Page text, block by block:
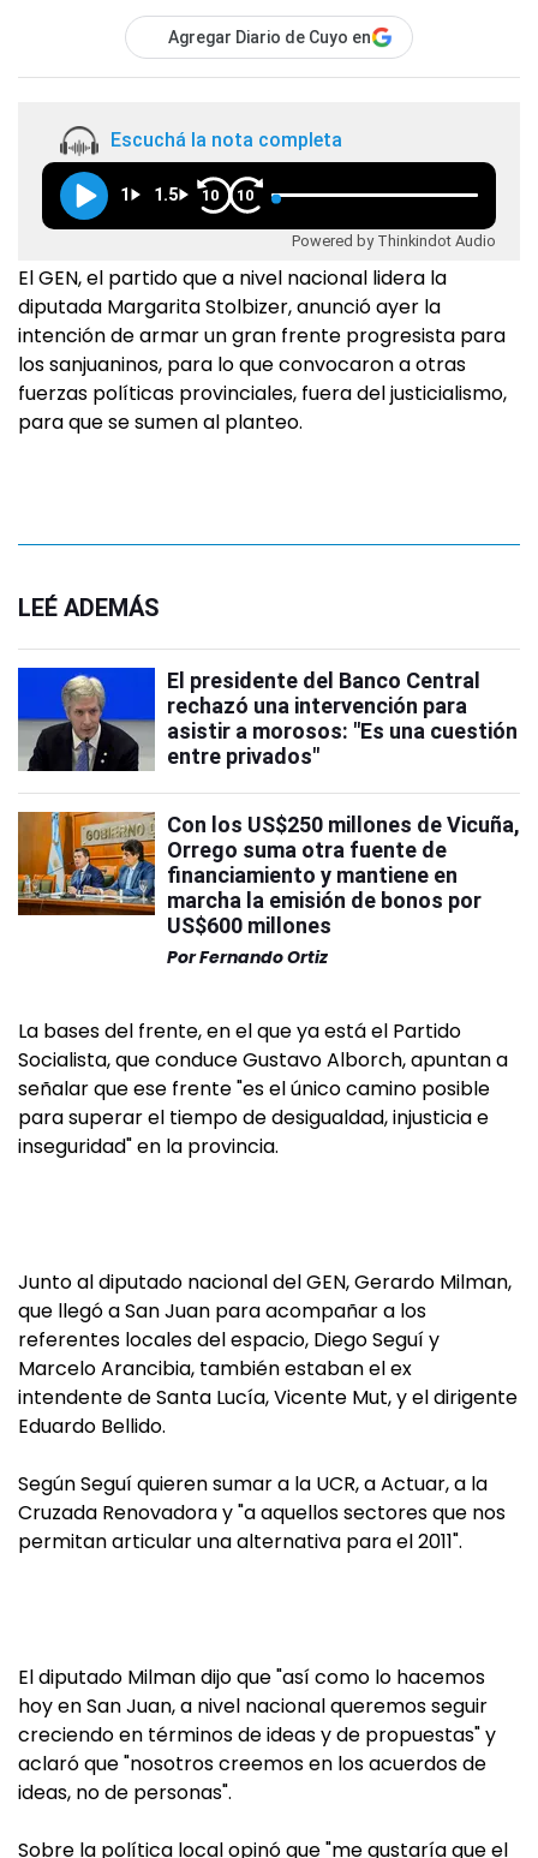
Agregar Diario de Cuyo en
Escuchá la nota completa
1 1.5 10 10
Powered by Thinkindot Audio
El GEN, el partido que a nivel nacional lidera la
diputada Margarita Stolbizer, anunció ayer la
intención de armar un gran frente progresista para
los sanjuaninos, para lo que convocaron a otras
fuerzas políticas provinciales, fuera del justicialismo,
para que se sumen al planteo.
LEÉ ADEMÁS
El presidente del Banco Central
rechazó una intervención para
asistir a morosos: "Es una cuestión
entre privados"
Con los US$250 millones de Vicuña,
Orrego suma otra fuente de
financiamiento y mantiene en
marcha la emisión de bonos por
US$600 millones
PorFernando Ortiz
La bases del frente, en el que ya está el Partido
Socialista, que conduce Gustavo Alborch, apuntan a
señalar que ese frente "es el único camino posible
para superar el tiempo de desigualdad, injusticia e
inseguridad" en la provincia.
Junto al diputado nacional del GEN, Gerardo Milman,
que llegó a San Juan para acompañar a los
referentes locales del espacio, Diego Seguí y
Marcelo Arancibia, también estaban el ex
intendente de Santa Lucía, Vicente Mut, y el dirigente
Eduardo Bellido.
Según Seguí quieren sumar a la UCR, a Actuar, a la
Cruzada Renovadora y "a aquellos sectores que nos
permitan articular una alternativa para el 2011".
El diputado Milman dijo que "así como lo hacemos
hoy en San Juan, a nivel nacional queremos seguir
creciendo en términos de ideas y de propuestas" y
aclaró que "nosotros creemos en los acuerdos de
ideas, no de personas".
Sobre la política local opinó que "me gustaría que el